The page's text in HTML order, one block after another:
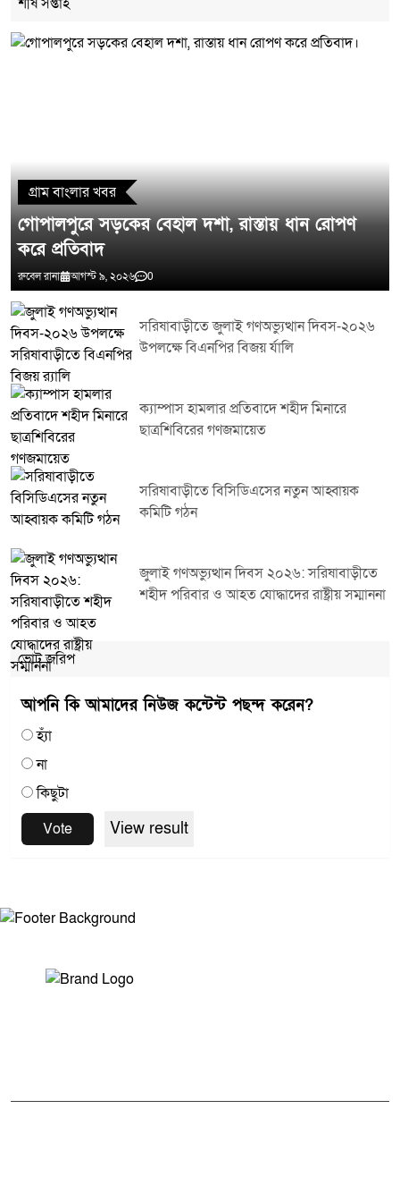
গ্রাম বাংলার খবর
গোপালপুরে সড়কের বেহাল দশা, রাস্তায় ধান রোপণ
করে প্রতিবাদ
রুবেল রানা আগস্ট ৯, ২০২৬ 0
সরিষাবাড়ীতে জুলাই গণঅভ্যুত্থান দিবস-২০২৬
উপলক্ষে বিএনপির বিজয় র্যালি
ক্যাম্পাস হামলার প্রতিবাদে শহীদ মিনারে
ছাত্রশিবিরের গণজমায়েত
সরিষাবাড়ীতে বিসিডিএসের নতুন আহ্বায়ক
কমিটি গঠন
জুলাই গণঅভ্যুত্থান দিবস ২০২৬: সরিষাবাড়ীতে
শহীদ পরিবার ও আহত যোদ্ধাদের রাষ্ট্রীয় সম্মাননা
ভোট জরিপ
আপনি কি আমাদের নিউজ কন্টেন্ট পছন্দ করেন?
হ্যাঁ
না
কিছুটা
Vote
View result